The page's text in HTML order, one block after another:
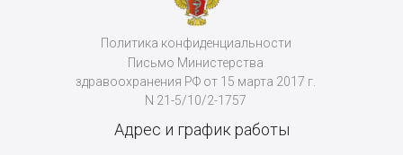
Адрес и график работы
Политика конфиденциальности
Письмо Министерства
здравоохранения РФ от 15 марта 2017 г.
N 21-5/10/2-1757